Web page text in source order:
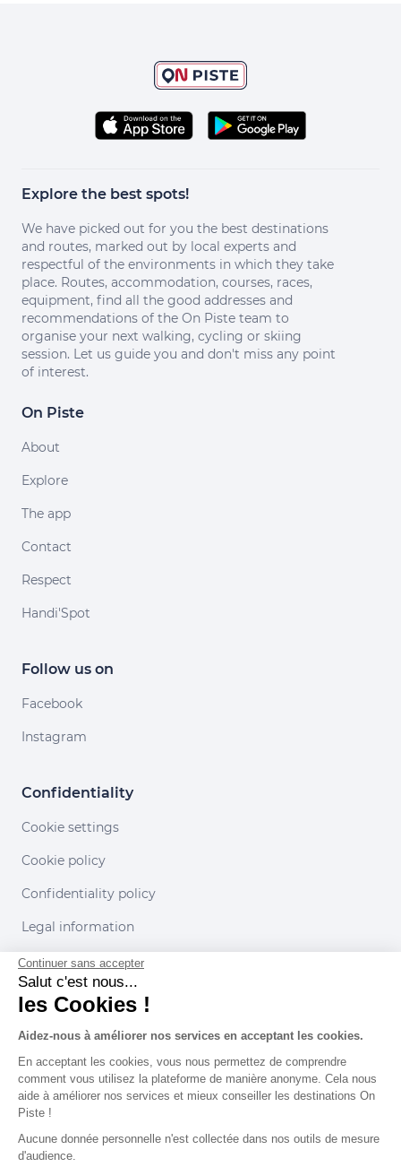
Explore the best spots!
We have picked out for you the best destinations
and routes, marked out by local experts and
respectful of the environments in which they take
place. Routes, accommodation, courses, races,
equipment, find all the good addresses and
recommendations of the On Piste team to
organise your next walking, cycling or skiing
session. Let us guide you and don't miss any point
of interest.
On Piste
About
Explore
The app
Contact
Respect
Handi'Spot
Follow us on
Facebook
Instagram
Confidentiality
Cookie settings
Cookie policy
Confidentiality policy
Legal information
Conditions of use
Our partners
Continuer sans accepter
Salut c'est nous...
les Cookies !
Aidez-nous à améliorer nos services en acceptant les cookies.
En acceptant les cookies, vous nous permettez de comprendre
comment vous utilisez la plateforme de manière anonyme. Cela nous
aide à améliorer nos services et mieux conseiller les destinations On
Piste !
Aucune donnée personnelle n'est collectée dans nos outils de mesure
d'audience.